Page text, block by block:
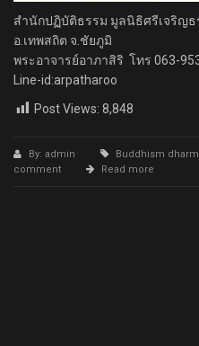
สำนักปฏิบัติธรรม มูลนิธิศรีเจริญ
อ.เทพสถิต จ.ชัยภูมิ
พระอาจารย์อาภาสิริ โทร 063-
Line-id:arpatharoo
Post Views: 8,848
By: admin Buddhism
comment
Read more